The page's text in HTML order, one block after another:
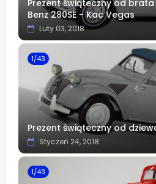
Prezent świąteczny od
Benz 280SE - Kac Vegas
Luty 03, 2018
1/43
Prezent świąteczny od
Styczeń 24, 2018
1/43